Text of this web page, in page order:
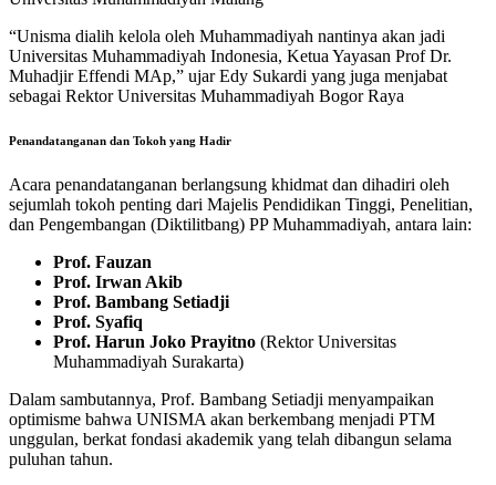
“Unisma dialih kelola oleh Muhammadiyah nantinya akan jadi
Universitas Muhammadiyah Indonesia, Ketua Yayasan Prof Dr.
Muhadjir Effendi MAp,” ujar Edy Sukardi yang juga menjabat
sebagai Rektor Universitas Muhammadiyah Bogor Raya
Penandatanganan dan Tokoh yang Hadir
Acara penandatanganan berlangsung khidmat dan dihadiri oleh
sejumlah tokoh penting dari Majelis Pendidikan Tinggi, Penelitian,
dan Pengembangan (Diktilitbang) PP Muhammadiyah, antara lain:
Prof. Fauzan
Prof. Irwan Akib
Prof. Bambang Setiadji
Prof. Syafiq
Prof. Harun Joko Prayitno (Rektor Universitas
Muhammadiyah Surakarta)
Dalam sambutannya, Prof. Bambang Setiadji menyampaikan
optimisme bahwa UNISMA akan berkembang menjadi PTM
unggulan, berkat fondasi akademik yang telah dibangun selama
puluhan tahun.